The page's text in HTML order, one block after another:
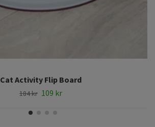
Cat Activity Flip Board
184 kr 109 kr